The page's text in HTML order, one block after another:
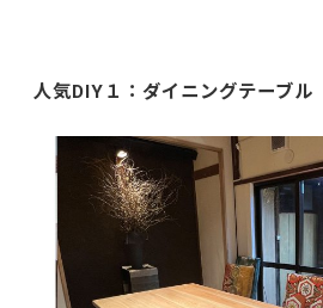
人気DIY１：ダイニングテーブル